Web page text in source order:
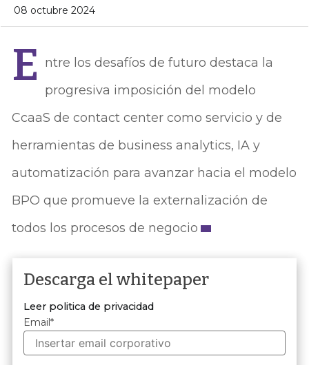
08 octubre 2024
E ntre los desafíos de futuro destaca la
progresiva imposición del modelo
CcaaS de contact center como servicio y de
herramientas de business analytics, IA y
automatización para avanzar hacia el modelo
BPO que promueve la externalización de
todos los procesos de negocio
Descarga el whitepaper
Leer politica de privacidad
Email*